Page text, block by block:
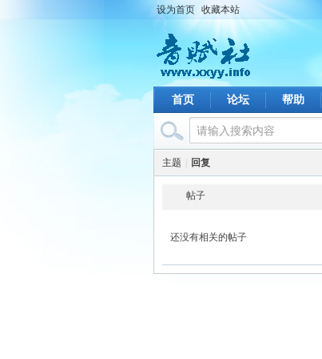
设为首页 收藏本站
首页 论坛 帮助
主题 回复
帖子
还没有相关的帖子